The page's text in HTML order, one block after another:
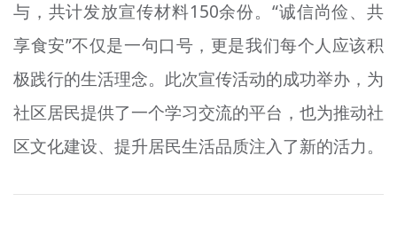
与，共计发放宣传材料150余份。“诚信尚俭、共
享食安”不仅是一句口号，更是我们每个人应该积
极践行的生活理念。此次宣传活动的成功举办，为
社区居民提供了一个学习交流的平台，也为推动社
区文化建设、提升居民生活品质注入了新的活力。